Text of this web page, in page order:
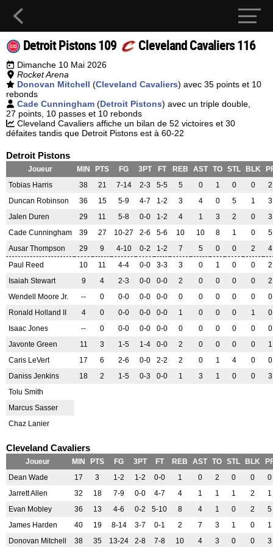
Detroit Pistons 109 Cleveland Cavaliers 116
Dimanche 10 Mai 2026
Rocket Arena
Donovan Mitchell (Cleveland Cavaliers) avec 35 points et 10
rebonds
Cade Cunningham (Detroit Pistons) avec un triple double,
27 points, 10 passes et 10 rebonds
Cleveland Cavaliers affiche un bilan de 52 victoires et 30
défaites tandis que Detroit Pistons est à 60-22
Detroit Pistons
Joueur MIN PTS FG 3PT FT REB AST TO STL BLK
Tobias Harris
38 21 7-14 2-3 5-5 5 0 1 0 0
2
Duncan Robinson
36 15 5-9 4-7 1-2 3 4 0 5 1
3
Jalen Duren
29 11 5-8 0-0 1-2 4 1 3 2 0
3
Cade Cunningham
39 27 10-27 2-6 5-6 10 10 8 1 0
5
Ausar Thompson
29 9 4-10 0-2 1-2 7 5 0 0 2
4
Paul Reed
10 11 4-4 0-0 3-3 3 0 1 0 0
2
Isaiah Stewart
9 4 2-3 0-0 0-0 2 0 0 0 0
2
Wendell Moore Jr.
-- 0 0-0 0-0 0-0 0 0 0 0 0
0
Ronald Holland II
4 0 0-0 0-0 0-0 1 0 0 0 1
0
Isaac Jones
-- 0 0-0 0-0 0-0 0 0 0 0 0
0
Javonte Green
11 3 1-5 1-4 0-0 2 0 0 0 0
1
Caris LeVert
17 6 2-6 0-0 2-2 2 0 1 4 0
0
Daniss Jenkins
18 2 1-5 0-3 0-0 1 3 1 0 0
3
Tolu Smith
Marcus Sasser
Chaz Lanier
Cleveland Cavaliers
Joueur MIN PTS FG 3PT FT REB AST TO STL BLK
Dean Wade
17 3 1-2 1-2 0-0 1 0 2 0 0
0
Jarrett Allen
32 18 7-9 0-0 4-7 4 1 1 1 2
1
Evan Mobley
36 13 4-6 0-2 5-10 8 4 1 0 2
5
James Harden
40 19 8-14 3-7 0-1 2 7 3 1 0
1
Donovan Mitchell
38 35 13-24 2-8 7-8 10 4 3 0 0 3